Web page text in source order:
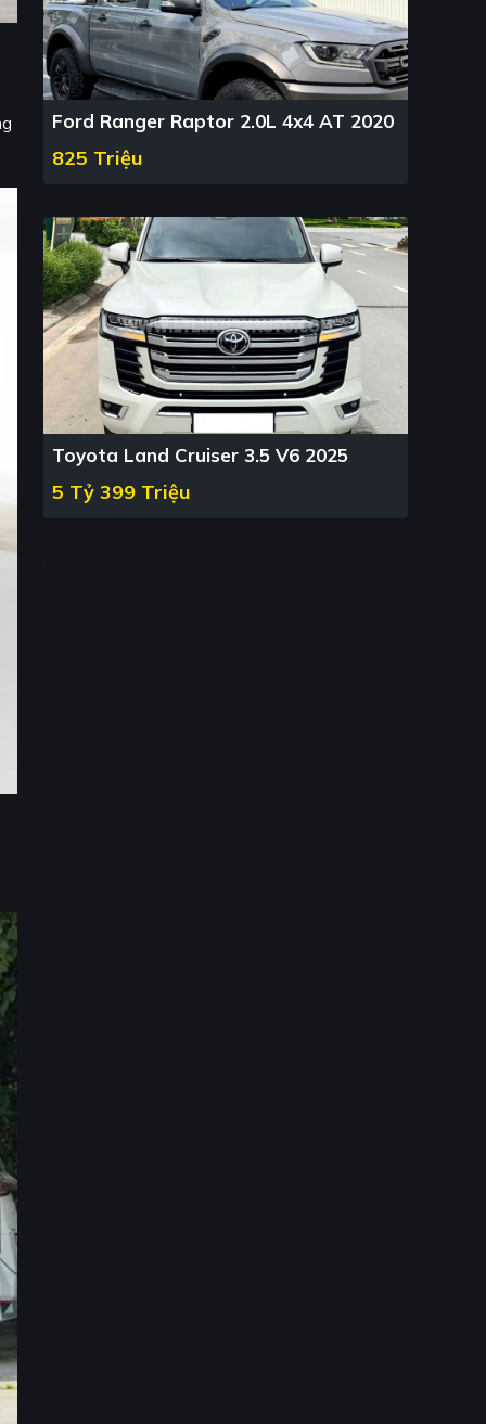
Ford Ranger Raptor 2.0L 4x4 AT 2020
825 Triệu
Toyota Land Cruiser 3.5 V6 2025
5 Tỷ 399 Triệu